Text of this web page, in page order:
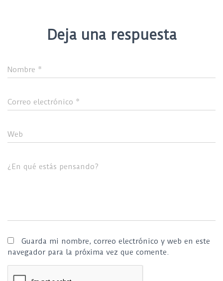
Deja una respuesta
Nombre *
Correo electrónico *
Web
¿En qué estás pensando?
Guarda mi nombre, correo electrónico y web en este
navegador para la próxima vez que comente.